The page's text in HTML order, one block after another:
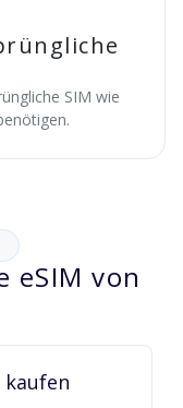
SIM wie
von